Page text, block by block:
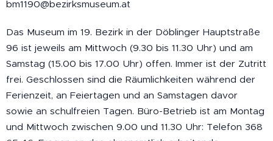
bm1190@bezirksmuseum.at
Das Museum im 19. Bezirk in der Döblinger Hauptstraße
96 ist jeweils am Mittwoch (9.30 bis 11.30 Uhr) und am
Samstag (15.00 bis 17.00 Uhr) offen. Immer ist der Zutritt
frei. Geschlossen sind die Räumlichkeiten während der
Ferienzeit, an Feiertagen und an Samstagen davor
sowie an schulfreien Tagen. Büro-Betrieb ist am Montag
und Mittwoch zwischen 9.00 und 11.30 Uhr: Telefon 368